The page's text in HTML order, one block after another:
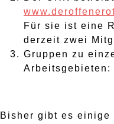
Für sie ist eine
derzeit zwei
Gruppen zu
Arbeitsgebieten:
Bisher gibt es einige